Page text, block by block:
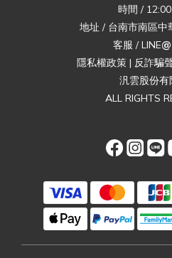
時間 /
地址 / 台南市南區中
客服 / LINE
隱私權政策 | 反詐騙
汎雲股份有
ALL RIGHTS